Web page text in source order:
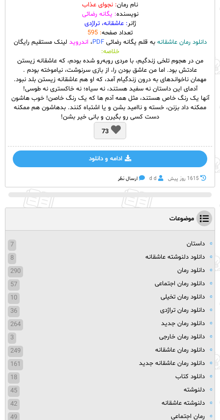
نام رمان: نجوای عذاب
نویسنده: یگانه رضائی
ژانر: عاشقانه، تراژدی
تعداد صفحه: 595
دانلود رمان عاشقانه به قلم یگانه رضائی PDF، اندروید لینک مستقیم رایگان
خلاصه:
من در هجوم تلخی زندگیم، با مردی روبه‌رو شده بودم، که عاشقانه زیستن
عادتش بود. اما من عاشق بودن را، از بازی سرنوشت، نیاموخته بودم .
مهمان ناخواندهای به درون زندگیام آمد، که او هم عاشقانه زیستن بلد نبود.
آدمای این داستان نه سفید هستند، نه سیاه؛ نه خاکستری نه طوسی!
آنها یک رنگ خاص هستند، مثل همه آدم ها که یک رنگ خاصن! خوب هاشون
ممکنه داد بزنن، خسته و ناامید بشن و یا اشتباه کنند. بدهاشون هم ممکنه
دست کسی رو بگیرن و بانی خیر بشن!
73
ادامه و دانلود
1615 روز پيش d d ارسال نظر
موضوعات
داستان
7
دانلود دلنوشته عاشقانه
8
دانلود رمان
290
دانلود رمان اجتماعی
57
دانلود رمان تخیلی
10
دانلود رمان تراژدی
36
دانلود رمان جدید
264
دانلود رمان خارجی
3
دانلود رمان عاشقانه
249
دانلود رمان عاشقانه جدید
161
دانلود کتاب
18
دلنوشته
45
دلنوشته عاشقانه
42
رمان اجتماعی
49